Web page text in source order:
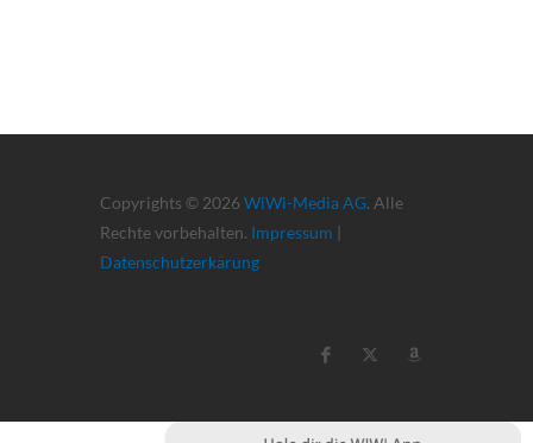
Copyrights © 2026 WiWi-Media AG. Alle
Rechte vorbehalten. Impressum |
Datenschutzerkärung